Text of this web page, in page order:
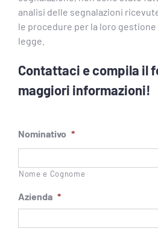
analisi delle segnalazioni
le procedure per la loro
legge.
Contattaci e compila il
maggiori informazioni!
Nominativo *
Nome e Cognome
Azienda *